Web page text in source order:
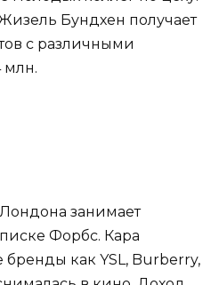
Бундхен получает
с различными
млн.
занимает
Форбс. Кара
бренды как YSL, Burberry,